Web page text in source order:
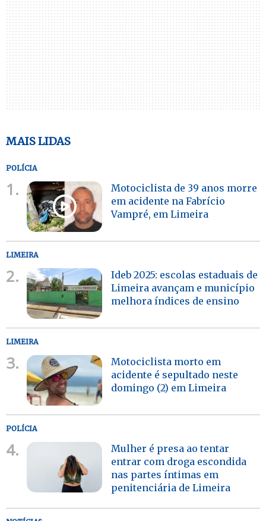
MAIS LIDAS
POLÍCIA
1.
Motociclista de 39 anos morre
em acidente na Fabrício
Vampré, em Limeira
LIMEIRA
2.
Ideb 2025: escolas estaduais de
Limeira avançam e município
melhora índices de ensino
LIMEIRA
3.
Motociclista morto em
acidente é sepultado neste
domingo (2) em Limeira
POLÍCIA
4.
Mulher é presa ao tentar
entrar com droga escondida
nas partes íntimas em
penitenciária de Limeira